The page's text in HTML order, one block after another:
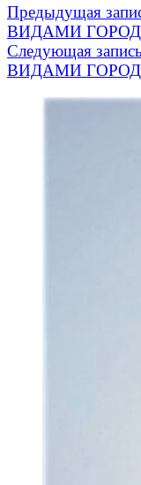
Предыдущая
ВИДАМИ
Следующая
ВИДАМИ